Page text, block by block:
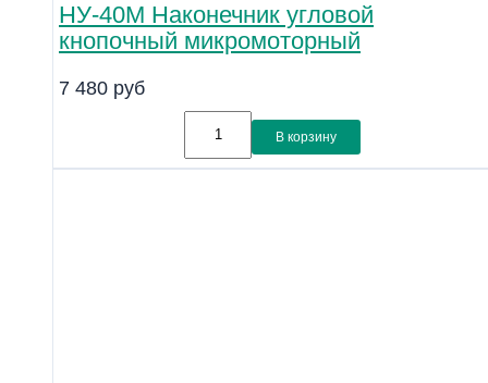
НУ-40М Наконечник угловой
кнопочный микромоторный
7 480 руб
В корзину